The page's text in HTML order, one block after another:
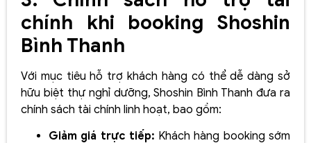
chính khi booking Shoshin
Bình Thanh
Với mục tiêu hỗ trợ khách hàng có thể dễ dàng sở
hữu biệt thự nghỉ dưỡng, Shoshin Bình Thanh đưa ra
chính sách tài chính linh hoạt, bao gồm:
Giảm giá trực tiếp: Khách hàng booking sớm